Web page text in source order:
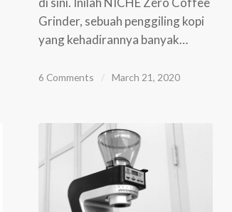
Grinder, sebuah penggiling kopi
yang kehadirannya banyak…
6 Comments / March 21, 2020